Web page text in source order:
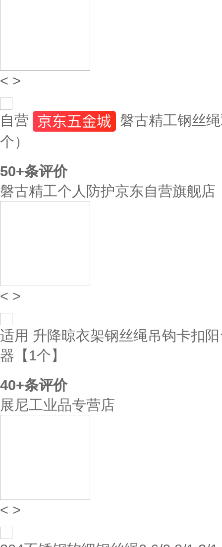
< >
自营
磐古精工钢丝
个）
50+条评价
磐古精工个人防护京东自营旗舰店
< >
适用 升降晾衣架钢丝绳吊钩卡扣
器【1个】
40+条评价
展尼工业品专营店
< >